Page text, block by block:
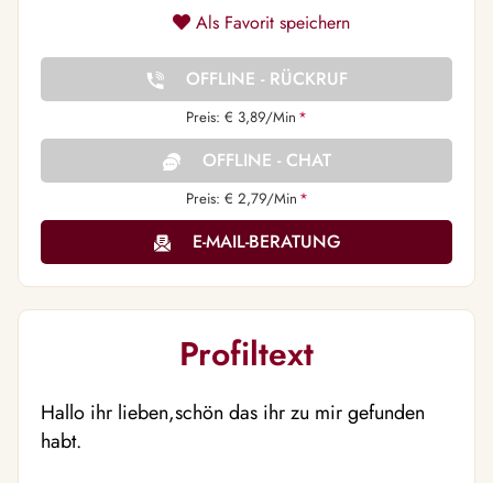
Als Favorit speichern
OFFLINE - RÜCKRUF
Preis: € 3,89/Min *
OFFLINE - CHAT
Preis: € 2,79/Min *
E-MAIL-BERATUNG
Profiltext
Hallo ihr lieben,schön das ihr zu mir gefunden
habt.